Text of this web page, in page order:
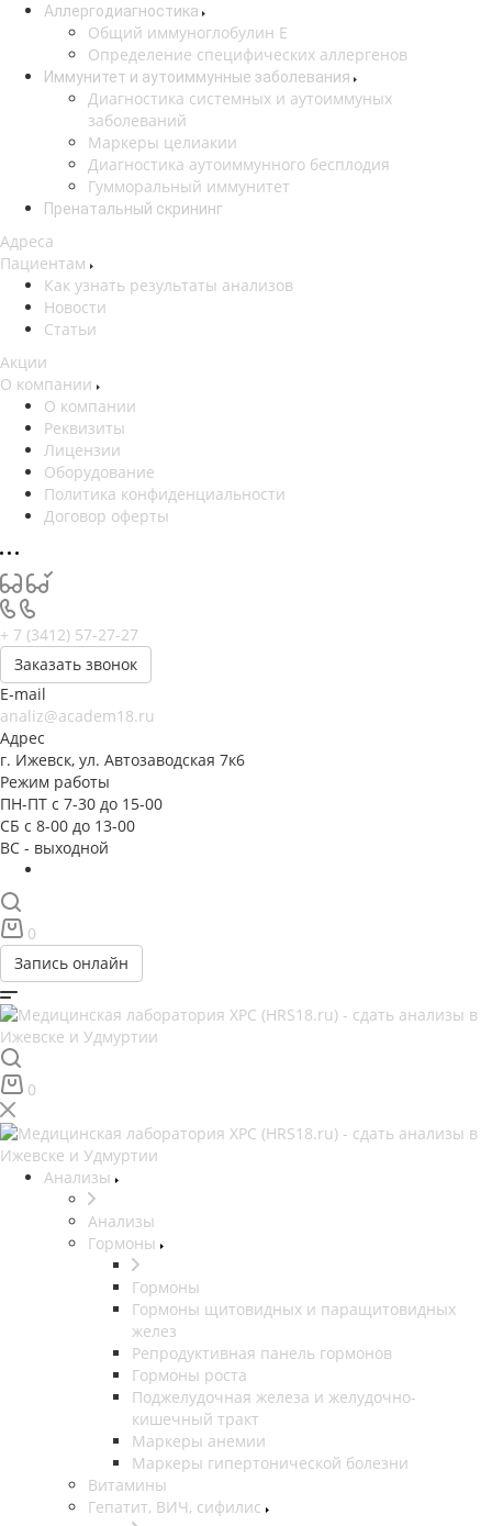
Аллергодиагностика
Общий иммуноглобулин Е
Определение специфических аллергенов
Иммунитет и аутоиммунные заболевания
Диагностика системных и аутоиммуных
заболеваний
Маркеры целиакии
Диагностика аутоиммунного бесплодия
Гумморальный иммунитет
Пренатальный скрининг
Адреса
Пациентам
Как узнать результаты анализов
Новости
Статьи
Акции
О компании
О компании
Реквизиты
Лицензии
Оборудование
Политика конфиденциальности
Договор оферты
+ 7 (3412) 57-27-27
Заказать звонок
E-mail
analiz@academ18.ru
Адрес
г. Ижевск, ул. Автозаводская 7к6
Режим работы
ПН-ПТ с 7-30 до 15-00
СБ с 8-00 до 13-00
ВС - выходной
0
Запись онлайн
0
Анализы
Анализы
Гормоны
Гормоны
Гормоны щитовидных и паращитовидных
желез
Репродуктивная панель гормонов
Гормоны роста
Поджелудочная железа и желудочно-
кишечный тракт
Маркеры анемии
Маркеры гипертонической болезни
Витамины
Гепатит, ВИЧ, сифилис